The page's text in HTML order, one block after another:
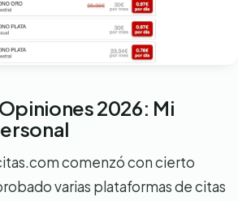
2026: Mi
comenzó con cierto
varias plataformas de citas